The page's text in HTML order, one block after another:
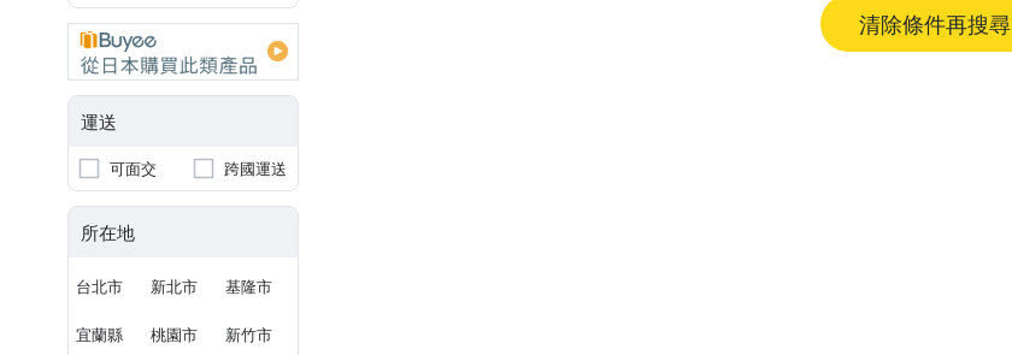
運送
可面交 跨國運送
所在地
台北市 新北市 基隆市
宜蘭縣 桃園市 新竹市
清除條件再搜尋